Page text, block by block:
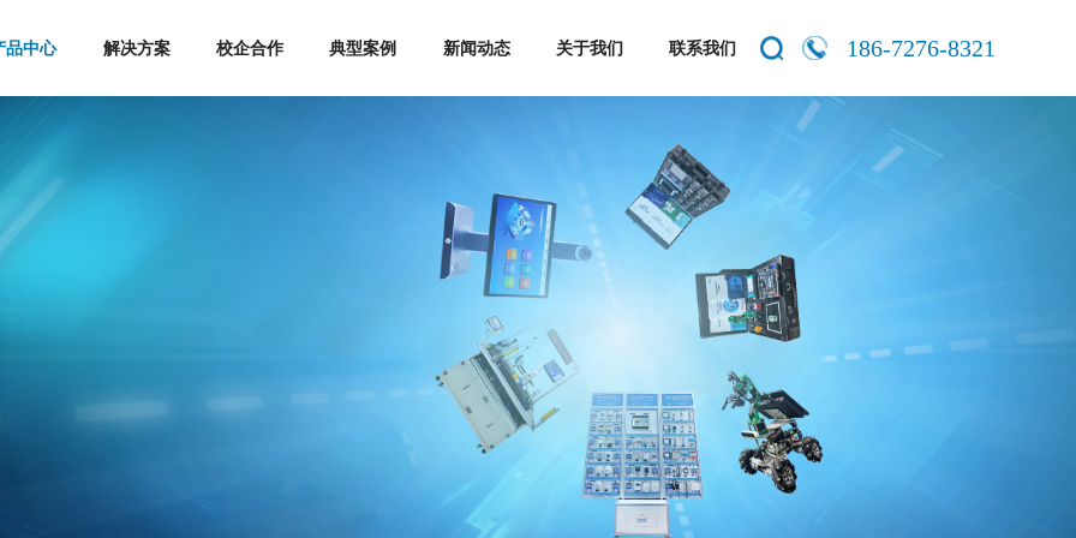
品中心 解决方案 校企合作 典型案例 新闻动态 关于我们 联系我们 186-7276-8321